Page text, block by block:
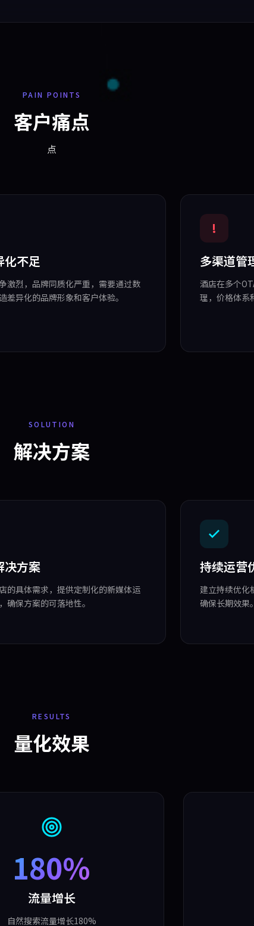
PAIN POINTS
客户痛点
点
化不足
激烈，品牌同质化严重，需要通过数
差异化的品牌形象和客户体验。
!
多渠道管
酒店在多个
理，价格体系
SOLUTION
解决方案
决方案
的具体需求，提供定制化的新媒体运
确保方案的可落地性。
持续运营
建立持续优化
确保长期效果。
RESULTS
量化效果
180%
流量增长
自然搜索流量增长180%